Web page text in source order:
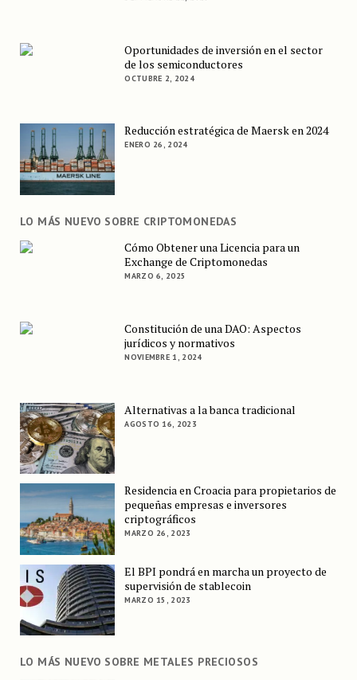
Oportunidades de inversión en el sector
de los semiconductores
OCTUBRE 2, 2024
Reducción estratégica de Maersk en 2024
ENERO 26, 2024
LO MÁS NUEVO SOBRE CRIPTOMONEDAS
Cómo Obtener una Licencia para un
Exchange de Criptomonedas
MARZO 6, 2025
Constitución de una DAO: Aspectos
jurídicos y normativos
NOVIEMBRE 1, 2024
Alternativas a la banca tradicional
AGOSTO 16, 2023
Residencia en Croacia para propietarios de
pequeñas empresas e inversores
criptográficos
MARZO 26, 2023
El BPI pondrá en marcha un proyecto de
supervisión de stablecoin
MARZO 15, 2023
LO MÁS NUEVO SOBRE METALES PRECIOSOS